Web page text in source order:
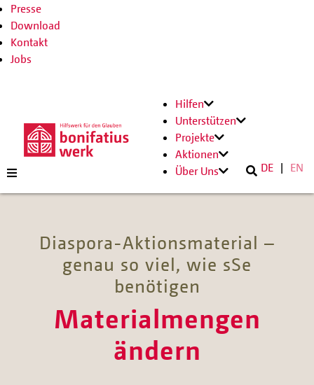
Presse
Download
Kontakt
Jobs
Hilfen
Unterstützen
Projekte
Aktionen
Über Uns
DE EN
Diaspora-Aktionsmaterial –
genau so viel, wie sSe
benötigen
Materialmengen
ändern